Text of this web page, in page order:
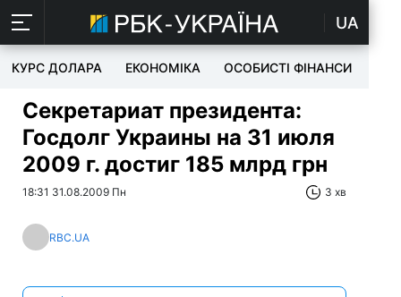
UA
КУРС ДОЛАРА ЕКОНОМІКА ОСОБИСТІ ФІНАНСИ
Секретариат президента:
Госдолг Украины на 31 июля
2009 г. достиг 185 млрд грн
18:31 31.08.2009 Пн 3 хв
RBC.UA